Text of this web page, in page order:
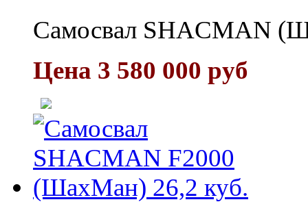
Самосвал SНACMAN
Цена 3 580 000 руб